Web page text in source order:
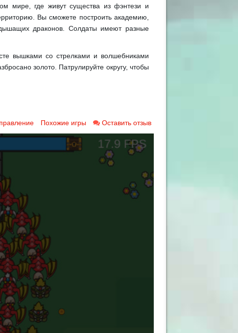
мире, где живут существа из фэнтези и
Вы сможете построить академию,
драконов. Солдаты имеют разные
вышками со стрелками и волшебниками
золото. Патрулируйте округу, чтобы
Похожие игры Оставить отзыв